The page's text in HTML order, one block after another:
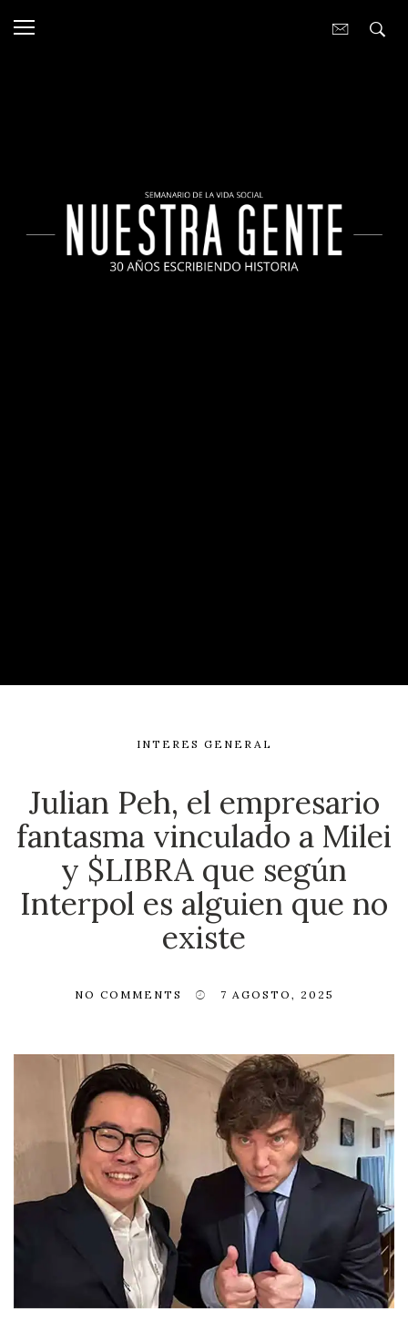
INTERES GENERAL
Julian Peh, el empresario
fantasma vinculado a Milei
y $LIBRA que según
Interpol es alguien que no
existe
NO COMMENTS 7 AGOSTO, 2025